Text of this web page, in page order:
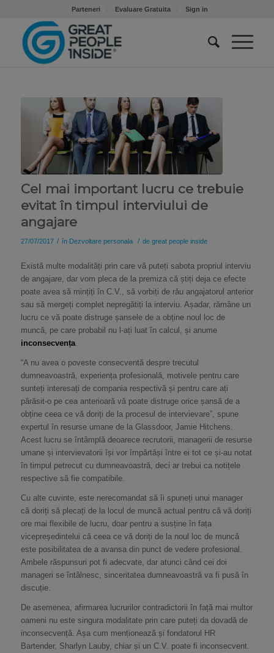
Parteneri Evaluare Gratuita Sign in
Cel mai important lucru ce trebuie
evitat în timpul interviului de
angajare
27/07/2017 / în Dezvoltare personala / de great people inside
Există multe modalități prin care vă puteți sabota propriul interviu
de angajare, dar vom pleca de la premiza că știți deja ce efecte
poate avea să mințiți în C.V., să vorbiți de rău angajatorul anterior
sau să mergeți complet nepregătiți la interviu. Așadar, rămâne un
lucru ce vă poate distruge șansele de a obține noul loc de
muncă, pe care probabil nu l-ați luat în calcul, și anume
inconsecvența.
“A nu avea o poveste consecventă despre trecutul
dumneavoastră, experiența profesională, motivele pentru care
sunteți interesați de compania respectivă și pentru care ați
părăsit-o pe cea anterioară vă poate distruge orice șansă de a
obține ceea ce vă doriți de la procesul de intervievare”, spune
expertul în resurse umane de la Glassdoor, Jamie Hitchens.
Acest lucru se întâmplă deoarece recrutorii, managerii de resurse
umane și intervievatorii își vor împărtăși între ei tot ce și-au notat
în timpul petrecut cu dumneavoastră, deci ar trebui ca notițele
respective să fie compatibile.
Cu alte cuvinte, este nerecomandat să îi spuneți unui manager
că doriți să plecați de la locul de muncă actual pentru că vă doriți
ore mai flexibile de lucru, doar pentru a susține în fața
vicepreședintelui că ceea ce vă doriți de la noul loc de muncă
este posibilitatea de a avansa din punct de vedere profesional.
Ambele răspunsuri pot fi adecvate, dar atunci când cei doi
manageri se întâlnesc, sinceritatea dumneavoastră va fi pusă în
discuție.
De asemenea, afirmarea lucrurilor contradictorii în față mai multor
oameni nu este singura modalitate prin care puteți da dovadă de
inconsecvență. Așa cum menționează și fondatorul HR
Bartender, Sharlyn Lauby, chiar și un C.V. poate fi inconsecvent.